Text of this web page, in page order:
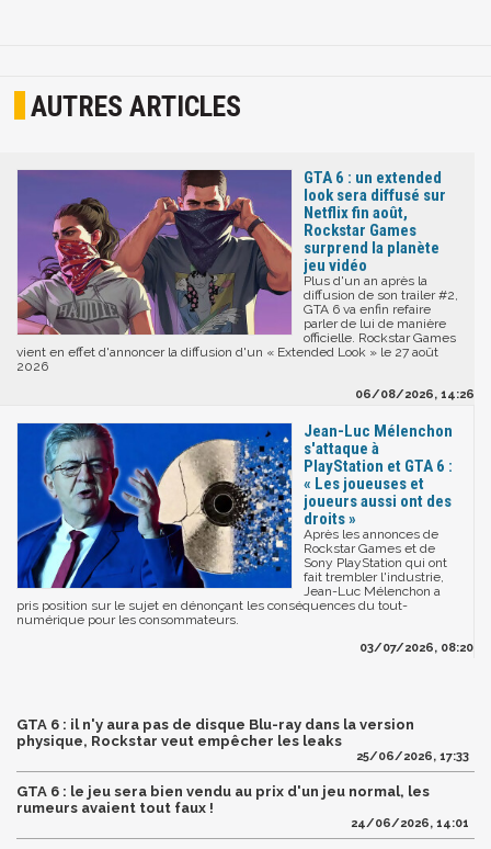
AUTRES ARTICLES
GTA 6 : un extended
look sera diffusé sur
Netflix fin août,
Rockstar Games
surprend la planète
jeu vidéo
Plus d'un an après la
diffusion de son trailer #2,
GTA 6 va enfin refaire
parler de lui de manière
officielle. Rockstar Games
vient en effet d'annoncer la diffusion d'un « Extended Look » le 27 août
2026
06/08/2026, 14:26
Jean-Luc Mélenchon
s'attaque à
PlayStation et GTA 6 :
« Les joueuses et
joueurs aussi ont des
droits »
Après les annonces de
Rockstar Games et de
Sony PlayStation qui ont
fait trembler l'industrie,
Jean-Luc Mélenchon a
pris position sur le sujet en dénonçant les conséquences du tout-
numérique pour les consommateurs.
03/07/2026, 08:20
GTA 6 : il n'y aura pas de disque Blu-ray dans la version
physique, Rockstar veut empêcher les leaks
25/06/2026, 17:33
GTA 6 : le jeu sera bien vendu au prix d'un jeu normal, les
rumeurs avaient tout faux !
24/06/2026, 14:01